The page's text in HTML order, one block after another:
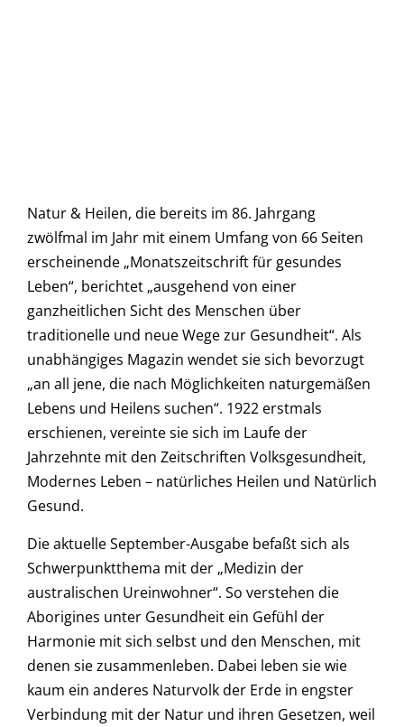
Natur & Heilen, die bereits im 86. Jahrgang
zwölfmal im Jahr mit einem Umfang von 66 Seiten
erscheinende „Monatszeitschrift für gesundes
Leben“, berichtet „ausgehend von einer
ganzheitlichen Sicht des Menschen über
traditionelle und neue Wege zur Gesundheit“. Als
unabhängiges Magazin wendet sie sich bevorzugt
„an all jene, die nach Möglichkeiten naturgemäßen
Lebens und Heilens suchen“. 1922 erstmals
erschienen, vereinte sie sich im Laufe der
Jahrzehnte mit den Zeitschriften Volksgesundheit,
Modernes Leben – natürliches Heilen und Natürlich
Gesund.
Die aktuelle September-Ausgabe befaßt sich als
Schwerpunktthema mit der „Medizin der
australischen Ureinwohner“. So verstehen die
Aborigines unter Gesundheit ein Gefühl der
Harmonie mit sich selbst und den Menschen, mit
denen sie zusammenleben. Dabei leben sie wie
kaum ein anderes Naturvolk der Erde in engster
Verbindung mit der Natur und ihren Gesetzen, weil